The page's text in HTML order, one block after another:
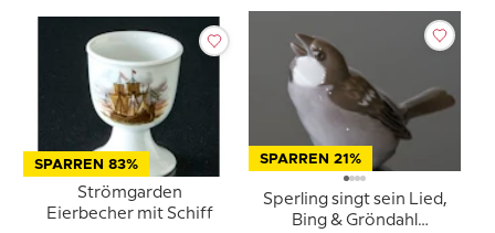
SPARREN 83%
Strömgarden
Eierbecher mit Schiff
SPARREN 21%
Sperling singt sein Lied,
Bing & Gröndahl